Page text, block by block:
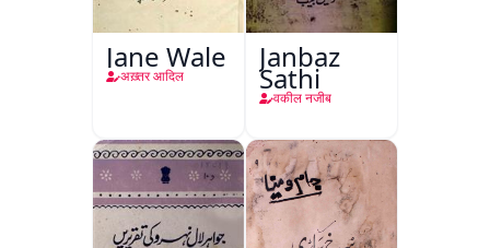
Jane Wale
अख़्तर आदिल
Janbaz
Sathi
वकील नजीब